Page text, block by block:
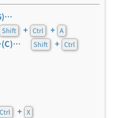
Shift + Ctrl + A
(C)… Shift + Ctrl
Ctrl + X